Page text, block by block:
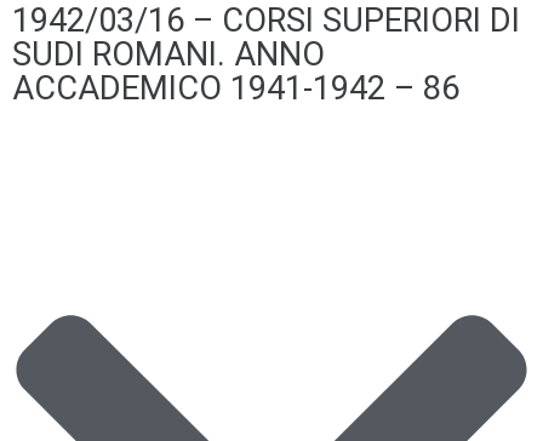
1942/03/16 – CORSI SUPERIORI DI
SUDI ROMANI. ANNO
ACCADEMICO 1941-1942 – 86